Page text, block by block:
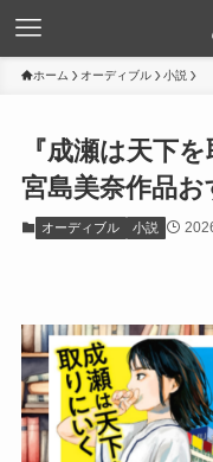
ホーム オーディブル 小説
『成瀬は天下
宮島美奈作品
オーディブル 小説